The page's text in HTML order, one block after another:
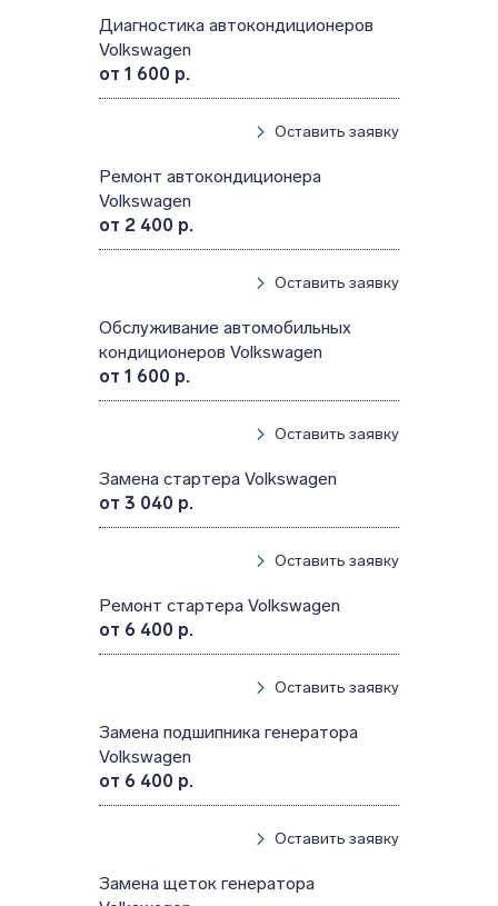
Диагностика автокондиционеров
Volkswagen
от 1 600 р.
Оставить заявку
Ремонт автокондиционера
Volkswagen
от 2 400 р.
Оставить заявку
Обслуживание автомобильных
кондиционеров Volkswagen
от 1 600 р.
Оставить заявку
Замена стартера Volkswagen
от 3 040 р.
Оставить заявку
Ремонт стартера Volkswagen
от 6 400 р.
Оставить заявку
Замена подшипника генератора
Volkswagen
от 6 400 р.
Оставить заявку
Замена щеток генератора